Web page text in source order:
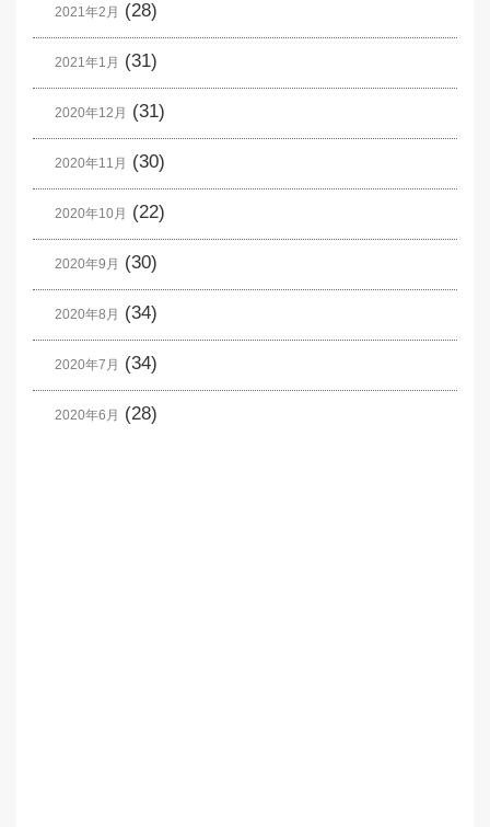
2021年2月 (28)
2021年1月 (31)
2020年12月 (31)
2020年11月 (30)
2020年10月 (22)
2020年9月 (30)
2020年8月 (34)
2020年7月 (34)
2020年6月 (28)